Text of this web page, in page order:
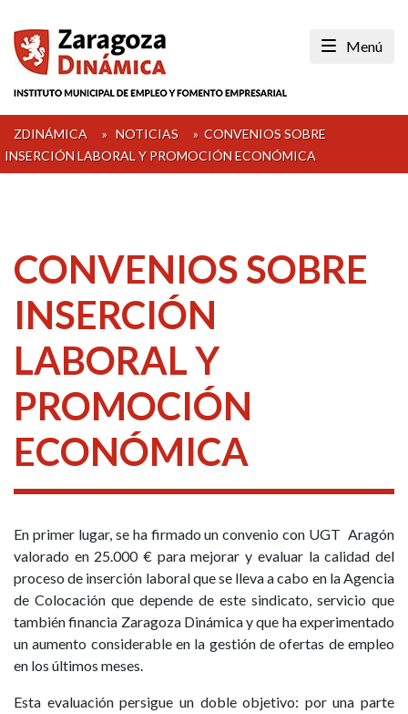
content
Menú
ZDINÁMICA » NOTICIAS » CONVENIOS SOBRE
INSERCIÓN LABORAL Y PROMOCIÓN ECONÓMICA
CONVENIOS SOBRE
INSERCIÓN
LABORAL Y
PROMOCIÓN
ECONÓMICA
En primer lugar, se ha firmado un convenio con UGT Aragón
valorado en 25.000 € para mejorar y evaluar la calidad del
proceso de inserción laboral que se lleva a cabo en la Agencia
de Colocación que depende de este sindicato, servicio que
también financia Zaragoza Dinámica y que ha experimentado
un aumento considerable en la gestión de ofertas de empleo
en los últimos meses.
Esta evaluación persigue un doble objetivo: por una parte